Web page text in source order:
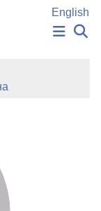
English